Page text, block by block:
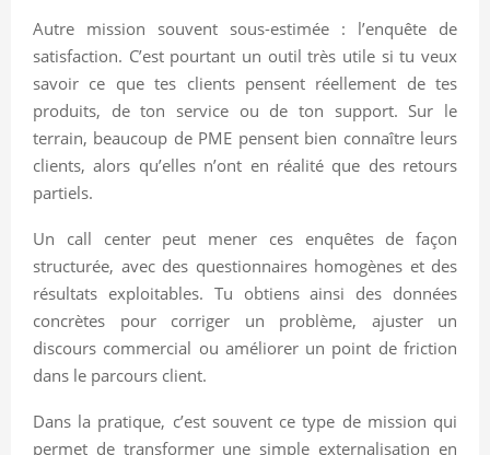
Autre mission souvent sous-estimée : l’enquête de
satisfaction. C’est pourtant un outil très utile si tu veux
savoir ce que tes clients pensent réellement de tes
produits, de ton service ou de ton support. Sur le
terrain, beaucoup de PME pensent bien connaître leurs
clients, alors qu’elles n’ont en réalité que des retours
partiels.
Un call center peut mener ces enquêtes de façon
structurée, avec des questionnaires homogènes et des
résultats exploitables. Tu obtiens ainsi des données
concrètes pour corriger un problème, ajuster un
discours commercial ou améliorer un point de friction
dans le parcours client.
Dans la pratique, c’est souvent ce type de mission qui
permet de transformer une simple externalisation en